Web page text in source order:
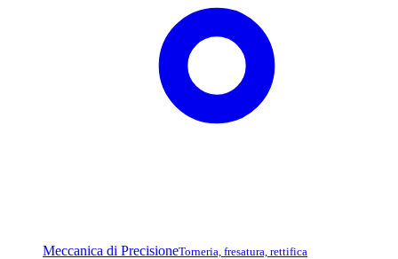
Meccanica di PrecisioneTorneria, fresatura, rettifica